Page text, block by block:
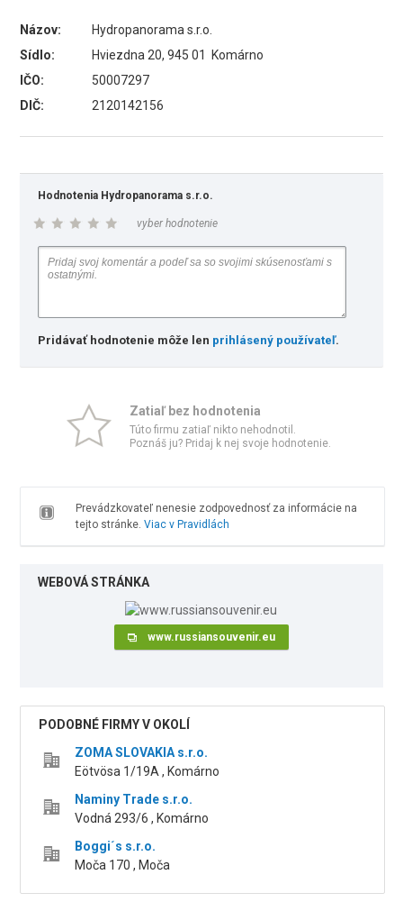
Názov:
Hydropanorama s.r.o.
Sídlo:
Hviezdna 20, 945 01 Komárno
IČO:
50007297
DIČ:
2120142156
Hodnotenia Hydropanorama s.r.o.
vyber hodnotenie
Pridávať hodnotenie môže len prihlásený používateľ.
Zatiaľ bez hodnotenia
Túto firmu zatiaľ nikto nehodnotil.
Poznáš ju? Pridaj k nej svoje hodnotenie.
Prevádzkovateľ nenesie zodpovednosť za informácie na
tejto stránke. Viac v Pravidlách
WEBOVÁ STRÁNKA
www.russiansouvenir.eu
PODOBNÉ FIRMY V OKOLÍ
ZOMA SLOVAKIA s.r.o.
Eötvösa 1/19A , Komárno
Naminy Trade s.r.o.
Vodná 293/6 , Komárno
Boggi´s s.r.o.
Moča 170 , Moča